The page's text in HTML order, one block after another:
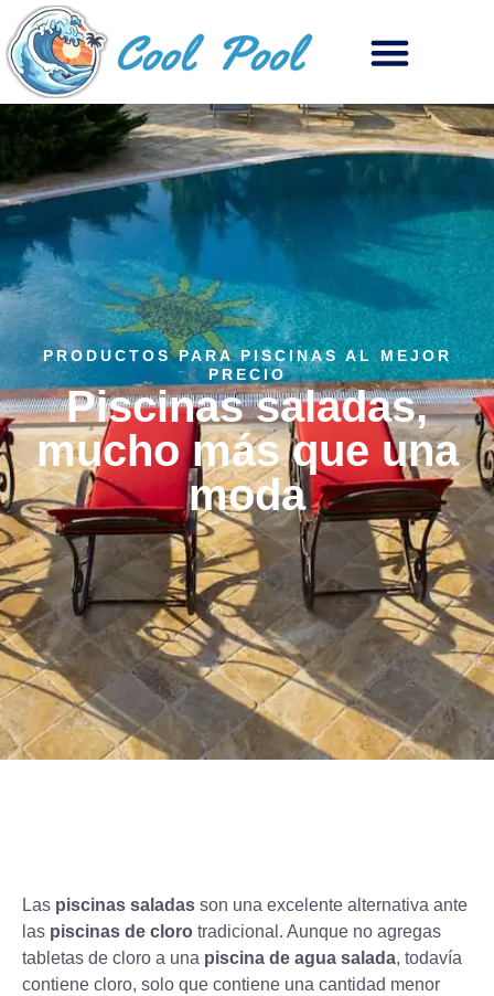
PRODUCTOS PARA PISCINAS AL MEJOR
PRECIO
Piscinas saladas,
mucho más que una
moda
Las piscinas saladas son una excelente alternativa ante
las piscinas de cloro tradicional. Aunque no agregas
tabletas de cloro a una piscina de agua salada, todavía
contiene cloro, solo que contiene una cantidad menor